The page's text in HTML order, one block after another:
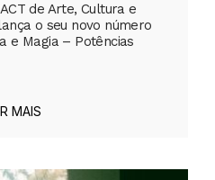
de Arte, Cultura e
o seu novo número
e Magia – Potências
MAIS